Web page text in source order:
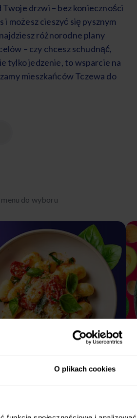
O plikach cookies
drzwi – bez konieczności
możesz cieszyć się pysznym
różnorodne plany
– czy chcesz schudnąć,
tylko jedzenie, to wsparcie na
mieszkańców Tczewa do
do wyboru